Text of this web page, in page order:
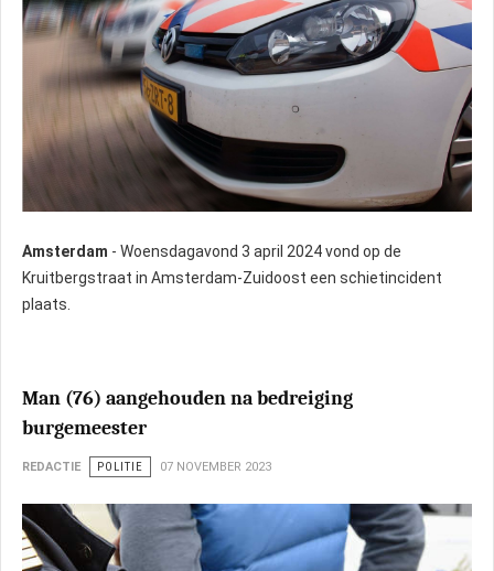
Amsterdam - Woensdagavond 3 april 2024 vond op de
Kruitbergstraat in Amsterdam-Zuidoost een schietincident
plaats.
Man (76) aangehouden na bedreiging
burgemeester
REDACTIE POLITIE 07 NOVEMBER 2023